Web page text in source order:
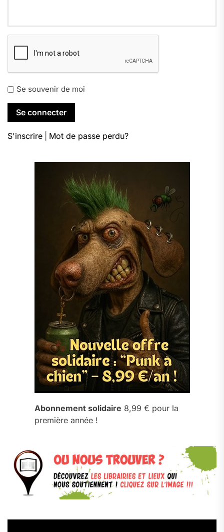
Se souvenir de moi
S'inscrire Mot de passe perdu?
Abonnement solidaire 8,99 € pour la
première année !